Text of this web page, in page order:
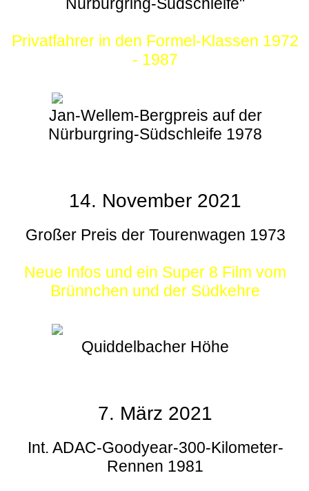
Privatfahrer in den Formel-Klassen 1972
- 1987
Jan-Wellem-Bergpreis auf der
Nürburgring-Südschleife 1978
14. November 2021
Großer Preis der Tourenwagen 1973
Neue Infos und ein Super 8 Film vom
Brünnchen und der Südkehre
Quiddelbacher Höhe
7. März 2021
Int. ADAC-Goodyear-300-Kilometer-
Rennen 1981